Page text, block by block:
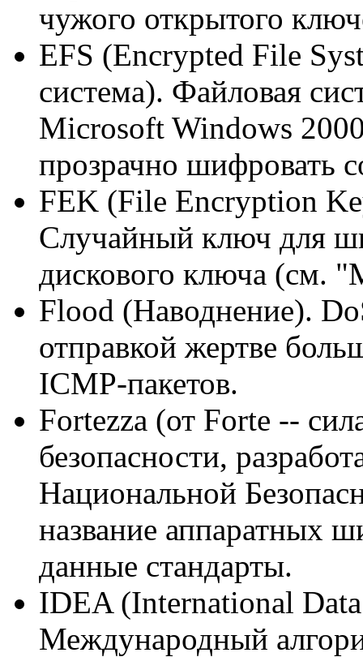
чужого открытого
EFS (Encrypted File
система). Файловая
Microsoft Windows
прозрачно шифровать
FEK (File Encryption
Случайный ключ для
дискового ключа
Flood (Наводнение).
отправкой жертве
ICMP-пакетов.
Fortezza (от Forte --
безопасности,
Национальной
название аппаратных
данные стандарты.
IDEA (International
Международный